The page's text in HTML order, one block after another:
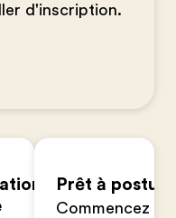
d'inscription.
Prêt à
Commencez